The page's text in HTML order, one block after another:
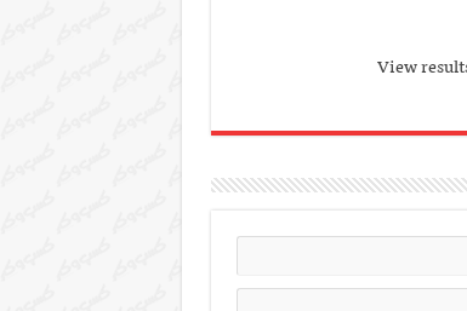
View